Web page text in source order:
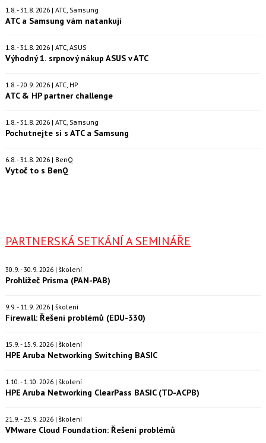
1.8. - 31.8. 2026 | ATC, Samsung
ATC a Samsung vám natankují
1.8. - 31.8. 2026 | ATC, ASUS
Výhodný 1. srpnový nákup ASUS v ATC
1.8. - 20.9. 2026 | ATC, HP
ATC & HP partner challenge
1.8. - 31.8. 2026 | ATC, Samsung
Pochutnejte si s ATC a Samsung
6.8. - 31.8. 2026 | BenQ
Vytoč to s BenQ
PARTNERSKÁ SETKÁNÍ A SEMINÁŘE
30.9. - 30.9. 2026 | školení
Prohlížeč Prisma (PAN-PAB)
9.9. - 11.9. 2026 | školení
Firewall: Řešení problémů (EDU-330)
15.9. - 15.9. 2026 | školení
HPE Aruba Networking Switching BASIC
1.10. - 1.10. 2026 | školení
HPE Aruba Networking ClearPass BASIC (TD-ACPB)
21.9. - 25.9. 2026 | školení
VMware Cloud Foundation: Řešení problémů